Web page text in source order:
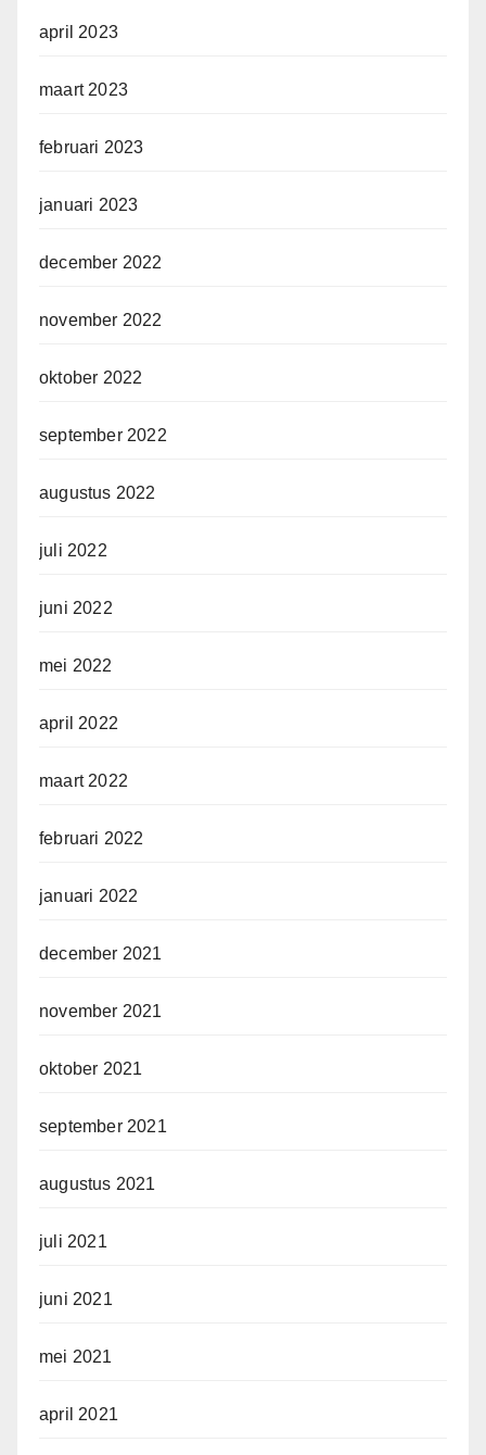
april 2023
maart 2023
februari 2023
januari 2023
december 2022
november 2022
oktober 2022
september 2022
augustus 2022
juli 2022
juni 2022
mei 2022
april 2022
maart 2022
februari 2022
januari 2022
december 2021
november 2021
oktober 2021
september 2021
augustus 2021
juli 2021
juni 2021
mei 2021
april 2021